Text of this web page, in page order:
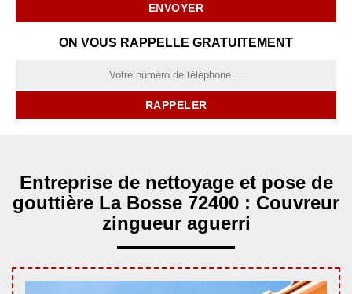
ON VOUS RAPPELLE GRATUITEMENT
Entreprise de nettoyage et pose de
gouttière La Bosse 72400 : Couvreur
zingueur aguerri